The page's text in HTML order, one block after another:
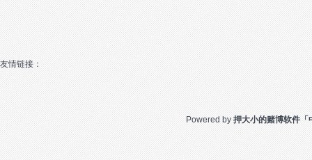
友情链接：
Powered by押大小的赌博软件「